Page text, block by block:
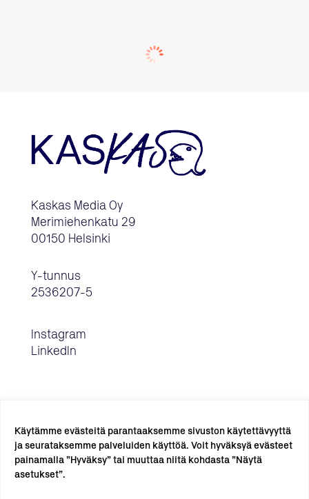
Käytämme evästeitä parantaaksemme sivuston käytettävyyttä
ja seurataksemme palveluiden käyttöä. Voit hyväksyä evästeet
painamalla ”Hyväksy” tai muuttaa niitä kohdasta ”Näytä
asetukset”.
Kaskas Media Oy
Merimiehenkatu 29
00150 Helsinki
Y-tunnus
2536207-5
Instagram
LinkedIn
TILAA UUTISKIRJE →